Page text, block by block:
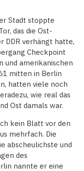
Stadt stoppte
das die Ost-
DDR verhängt hatte,
Checkpoint
und amerikanischen
mitten in Berlin
hatten viele noch
wie real das
Ost damals war.
kein Blatt vor den
mehrfach. Die
abscheulichste und
des
nannte er eine